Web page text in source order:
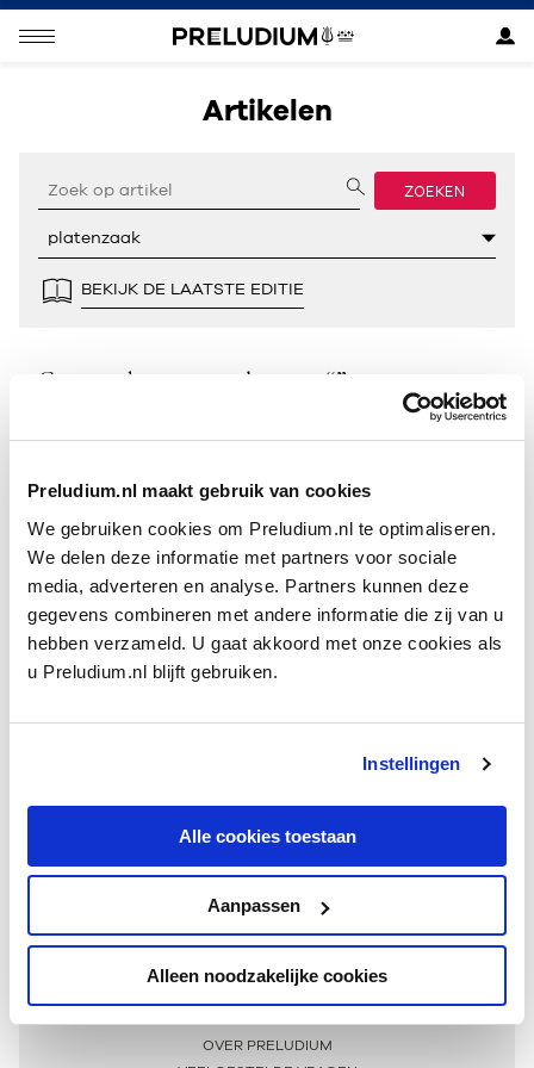
Preludium.nl maakt gebruik van cookies
We gebruiken cookies om Preludium.nl te optimaliseren.
We delen deze informatie met partners voor sociale
media, adverteren en analyse. Partners kunnen deze
gegevens combineren met andere informatie die zij van u
hebben verzameld. U gaat akkoord met onze cookies als
u Preludium.nl blijft gebruiken.
Instellingen
Alle cookies toestaan
Aanpassen
Alleen noodzakelijke cookies
Artikelen
ZOEKEN
BEKIJK DE LAATSTE EDITIE
Geen resultaten gevonden voor “”.
Meer informatie
OVER PRELUDIUM